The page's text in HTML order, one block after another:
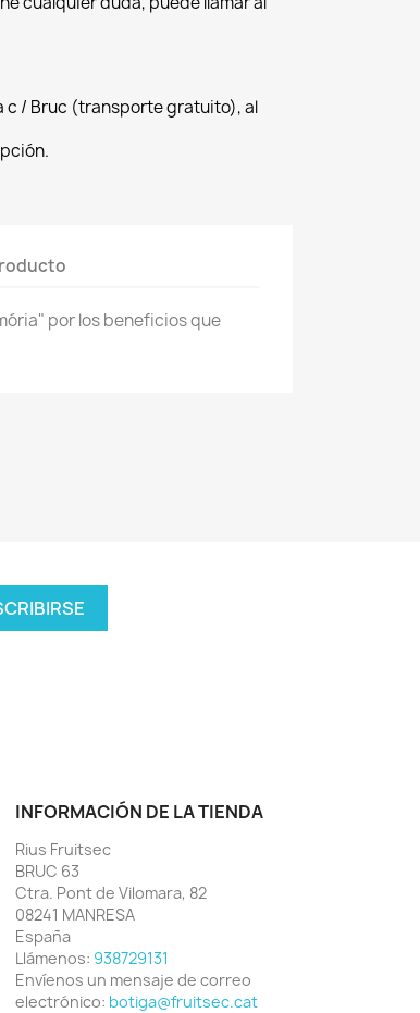
c / Bruc (transporte gratuito), al
por los beneficios que
INFORMACIÓN DE LA TIENDA
Rius Fruitsec
BRUC 63
Ctra. Pont de Vilomara, 82
08241 MANRESA
España
Llámenos: 938729131
Envíenos un mensaje de correo
electrónico: botiga@fruitsec.cat